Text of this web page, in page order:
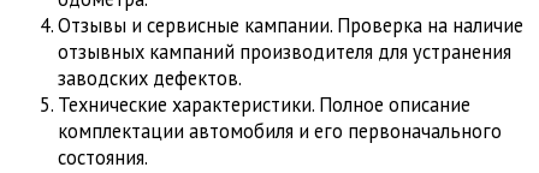
Отзывы и сервисные кампании. Проверка на наличие
отзывных кампаний производителя для устранения
заводских дефектов.
Технические характеристики. Полное описание
комплектации автомобиля и его первоначального
состояния.